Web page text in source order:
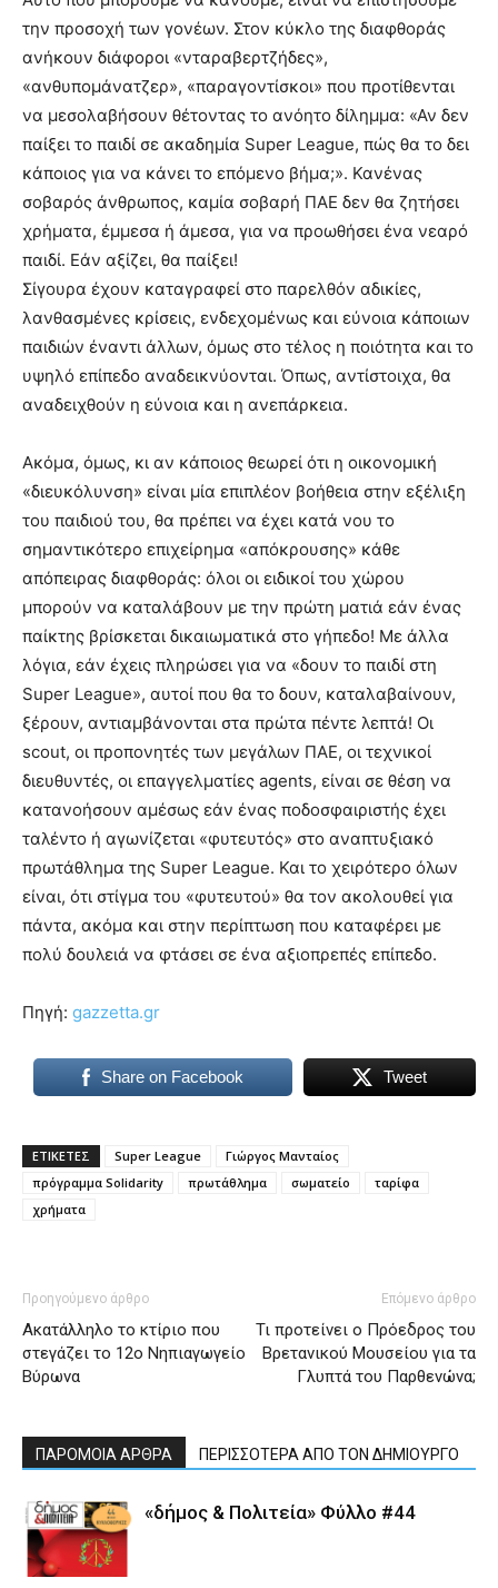
την προσοχή των γονέων. Στον κύκλο της διαφθοράς
ανήκουν διάφοροι «νταραβερτζήδες»,
«ανθυπομάνατζερ», «παραγοντίσκοι» που προτίθενται
να μεσολαβήσουν θέτοντας το ανόητο δίλημμα: «Αν δεν
παίξει το παιδί σε ακαδημία Super League, πώς θα το δει
κάποιος για να κάνει το επόμενο βήμα;». Κανένας
σοβαρός άνθρωπος, καμία σοβαρή ΠΑΕ δεν θα ζητήσει
χρήματα, έμμεσα ή άμεσα, για να προωθήσει ένα νεαρό
παιδί. Εάν αξίζει, θα παίξει!
Σίγουρα έχουν καταγραφεί στο παρελθόν αδικίες,
λανθασμένες κρίσεις, ενδεχομένως και εύνοια κάποιων
παιδιών έναντι άλλων, όμως στο τέλος η ποιότητα και το
υψηλό επίπεδο αναδεικνύονται. Όπως, αντίστοιχα, θα
αναδειχθούν η εύνοια και η ανεπάρκεια.
Ακόμα, όμως, κι αν κάποιος θεωρεί ότι η οικονομική
«διευκόλυνση» είναι μία επιπλέον βοήθεια στην εξέλιξη
του παιδιού του, θα πρέπει να έχει κατά νου το
σημαντικότερο επιχείρημα «απόκρουσης» κάθε
απόπειρας διαφθοράς: όλοι οι ειδικοί του χώρου
μπορούν να καταλάβουν με την πρώτη ματιά εάν ένας
παίκτης βρίσκεται δικαιωματικά στο γήπεδο! Με άλλα
λόγια, εάν έχεις πληρώσει για να «δουν το παιδί στη
Super League», αυτοί που θα το δουν, καταλαβαίνουν,
ξέρουν, αντιαμβάνονται στα πρώτα πέντε λεπτά! Οι
scout, οι προπονητές των μεγάλων ΠΑΕ, οι τεχνικοί
διευθυντές, οι επαγγελματίες agents, είναι σε θέση να
κατανοήσουν αμέσως εάν ένας ποδοσφαιριστής έχει
ταλέντο ή αγωνίζεται «φυτευτός» στο αναπτυξιακό
πρωτάθλημα της Super League. Και το χειρότερο όλων
είναι, ότι στίγμα του «φυτευτού» θα τον ακολουθεί για
πάντα, ακόμα και στην περίπτωση που καταφέρει με
πολύ δουλειά να φτάσει σε ένα αξιοπρεπές επίπεδο.
Πηγή: gazzetta.gr
Share on Facebook Tweet
ΕΤΙΚΕΤΕΣ Super League
Γιώργος Μανταίος
πρόγραμμα Solidarity
πρωτάθλημα σωματείο
ταρίφα
χρήματα
Προηγούμενο άρθρο
Ακατάλληλο το κτίριο που
στεγάζει το 12ο Νηπιαγωγείο
Βύρωνα
Επόμενο άρθρο
Τι προτείνει ο Πρόεδρος του
Βρετανικού Μουσείου για τα
Γλυπτά του Παρθενώνα;
ΠΑΡΟΜΟΙΑ ΑΡΘΡΑ ΠΕΡΙΣΣΟΤΕΡΑ ΑΠΟ ΤΟΝ ΔΗΜΙΟΥΡΓΟ
«δήμος & Πολιτεία» Φύλλο #44